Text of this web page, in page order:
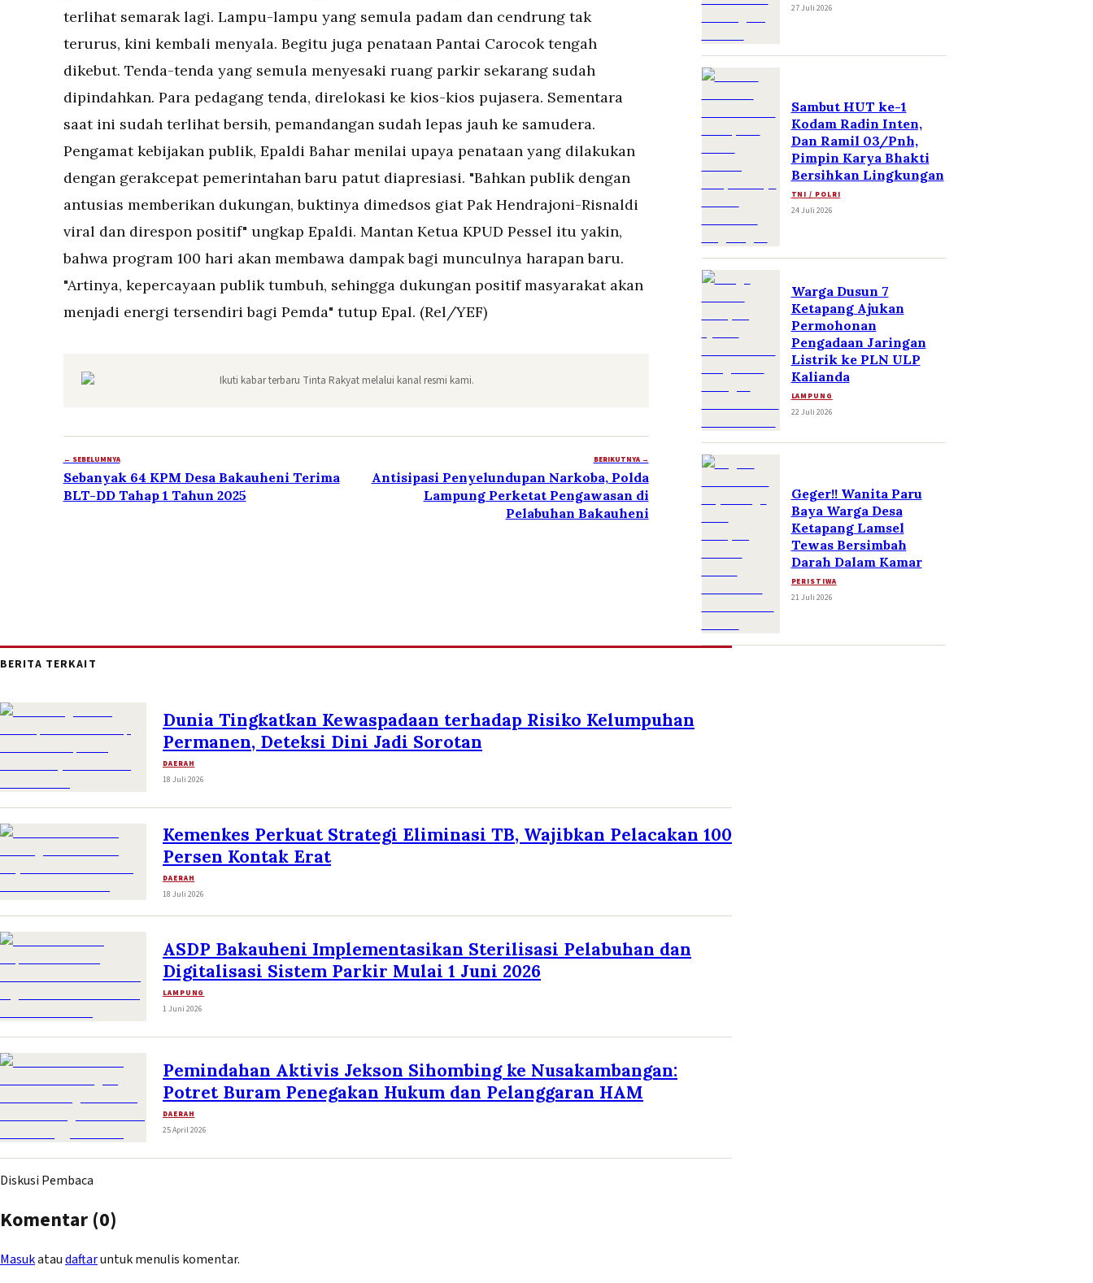
terlihat semarak lagi. Lampu-lampu yang semula padam dan cendrung tak
terurus, kini kembali menyala. Begitu juga penataan Pantai Carocok tengah
dikebut. Tenda-tenda yang semula menyesaki ruang parkir sekarang sudah
dipindahkan. Para pedagang tenda, direlokasi ke kios-kios pujasera. Sementara
saat ini sudah terlihat bersih, pemandangan sudah lepas jauh ke samudera.
Pengamat kebijakan publik, Epaldi Bahar menilai upaya penataan yang dilakukan
dengan gerakcepat pemerintahan baru patut diapresiasi. "Bahkan publik dengan
antusias memberikan dukungan, buktinya dimedsos giat Pak Hendrajoni-Risnaldi
viral dan direspon positif" ungkap Epaldi. Mantan Ketua KPUD Pessel itu yakin,
bahwa program 100 hari akan membawa dampak bagi munculnya harapan baru.
"Artinya, kepercayaan publik tumbuh, sehingga dukungan positif masyarakat akan
menjadi energi tersendiri bagi Pemda" tutup Epal. (Rel/YEF)
Ikuti kabar terbaru Tinta Rakyat melalui kanal resmi kami.
← SEBELUMNYA
Sebanyak 64 KPM Desa Bakauheni Terima
BLT-DD Tahap 1 Tahun 2025
BERIKUTNYA →
Antisipasi Penyelundupan Narkoba, Polda
Lampung Perketat Pengawasan di
Pelabuhan Bakauheni
27 Juli 2026
Sambut HUT ke-1
Kodam Radin Inten,
Dan Ramil 03/Pnh,
Pimpin Karya Bhakti
Bersihkan Lingkungan
TNI / POLRI
24 Juli 2026
Warga Dusun 7
Ketapang Ajukan
Permohonan
Pengadaan Jaringan
Listrik ke PLN ULP
Kalianda
LAMPUNG
22 Juli 2026
Geger!! Wanita Paru
Baya Warga Desa
Ketapang Lamsel
Tewas Bersimbah
Darah Dalam Kamar
PERISTIWA
21 Juli 2026
BERITA TERKAIT
Dunia Tingkatkan Kewaspadaan terhadap Risiko Kelumpuhan
Permanen, Deteksi Dini Jadi Sorotan
DAERAH
18 Juli 2026
Kemenkes Perkuat Strategi Eliminasi TB, Wajibkan Pelacakan 100
Persen Kontak Erat
DAERAH
18 Juli 2026
ASDP Bakauheni Implementasikan Sterilisasi Pelabuhan dan
Digitalisasi Sistem Parkir Mulai 1 Juni 2026
LAMPUNG
1 Juni 2026
Pemindahan Aktivis Jekson Sihombing ke Nusakambangan:
Potret Buram Penegakan Hukum dan Pelanggaran HAM
DAERAH
25 April 2026
Diskusi Pembaca
Komentar (0)
Masukataudaftaruntuk menulis komentar.